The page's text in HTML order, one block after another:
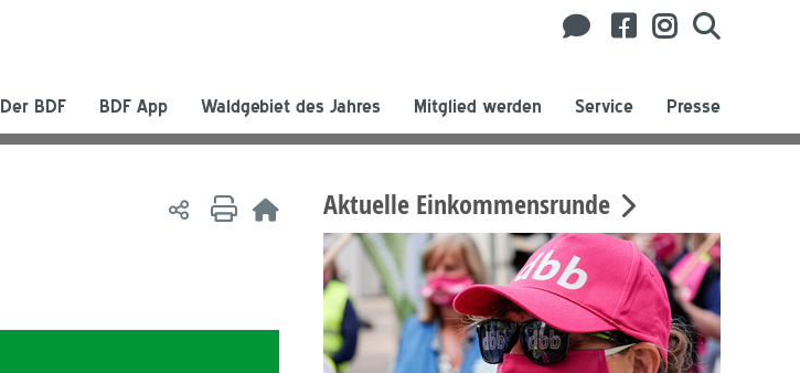
Der BDF BDF App Waldgebiet des Jahres Mitglied werden Service Presse
Aktuelle Einkommensrunde